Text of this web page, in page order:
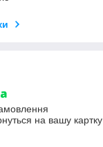
на вашу картку